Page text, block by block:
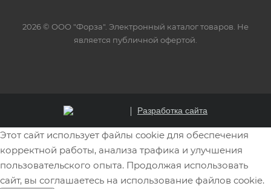
2026 © ООО "Форза". Электронный каталог товаров. Не
является публичной офертой.
Разработка сайта
Этот сайт использует файлы cookie для обеспечения
корректной работы, анализа трафика и улучшения
пользовательского опыта. Продолжая использовать
сайт, вы соглашаетесь на использование файлов cookie.